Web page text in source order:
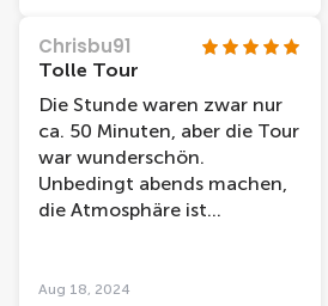
Chrisbu91
Tolle Tour
Die Stunde waren zwar nur
ca. 50 Minuten, aber die Tour
war wunderschön.
Unbedingt abends machen,
die Atmosphäre ist
Aug 18, 2024